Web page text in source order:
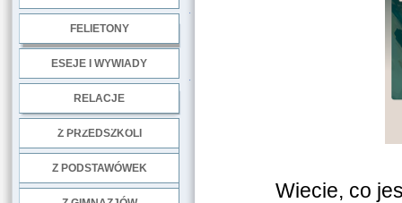
FELIETONY
ESEJE I WYWIADY
RELACJE
Z PRZEDSZKOLI
Z PODSTAWÓWEK
Wiecie, co